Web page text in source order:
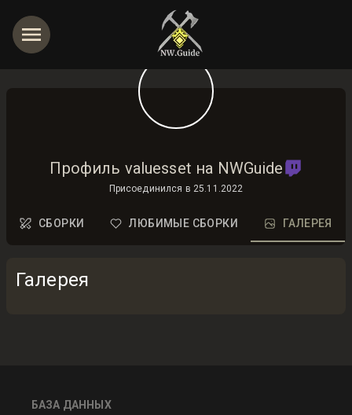
Профиль valuesset на NWGuide
Присоединился в 25.11.2022
СБОРКИ ЛЮБИМЫЕ СБОРКИ ГАЛЕРЕЯ
Галерея
БАЗА ДАННЫХ